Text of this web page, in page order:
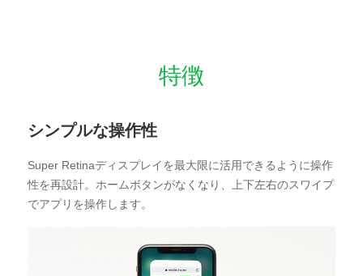
指定の場所に着払いで発送
特徴
シンプルな操作性
Super Retinaディスプレイを最大限に活用できるように操作
性を再設計。ホームボタンがなくなり、上下左右のスワイプ
でアプリを操作します。